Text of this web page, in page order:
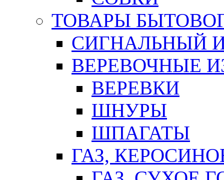
ТОВАРЫ
СИГНАЛЬНЫЙ
ВЕРЕВОЧНЫЕ
ВЕРЕВКИ
ШНУРЫ
ШПАГАТЫ
ГАЗ,